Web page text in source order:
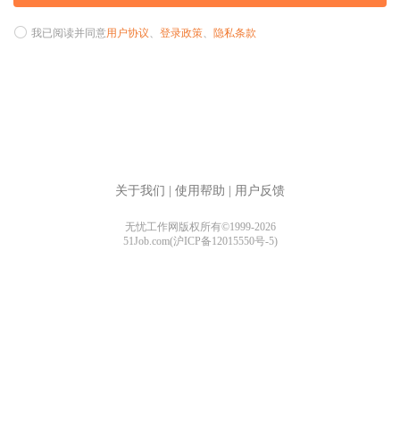
我已阅读并同意用户协议、 登录政策、 隐私条款
关于我们 使用帮助 用户反馈
无忧工作网版权所有©1999-2026
51Job.com(沪ICP备12015550号-5)